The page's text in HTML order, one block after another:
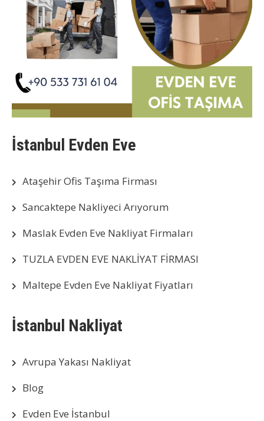
İstanbul Evden Eve
Ataşehir Ofis Taşıma Firması
Sancaktepe Nakliyeci Arıyorum
Maslak Evden Eve Nakliyat Firmaları
TUZLA EVDEN EVE NAKLİYAT FİRMASI
Maltepe Evden Eve Nakliyat Fiyatları
İstanbul Nakliyat
Avrupa Yakası Nakliyat
Blog
Evden Eve İstanbul